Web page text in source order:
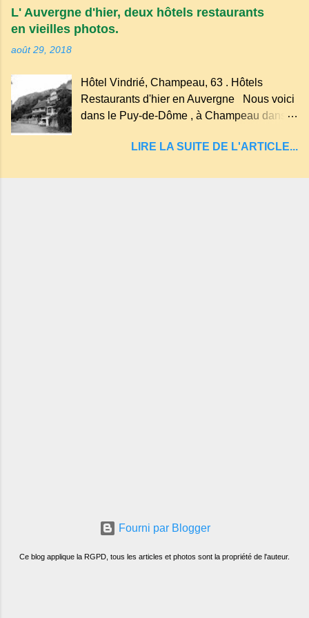
plus au nord de la Chaîne des Puys qui en
compte près de soixante. En Auvergne
"sans fond" et en forme d'entonnoir
entraînant vers les entrailles de la terre, les
malheureux qui s'approchaient trop de
L' Auvergne d'hier, deux hôtels restaurants
en vieilles photos.
août 29, 2018
Hôtel Vindrié, Champeau, 63 . Hôtels
Restaurants d'hier en Auvergne Nous voici
dans le Puy-de-Dôme , à Champeau dans
Servant . L'Hôtel-Restaurant Vindrié était
son jambon de pays et son poulet cocotte,
LIRE LA SUITE DE L'ARTICLE...
Fourni par Blogger
Ce blog applique la RGPD, tous les articles et photos sont la propriété de l'auteur.